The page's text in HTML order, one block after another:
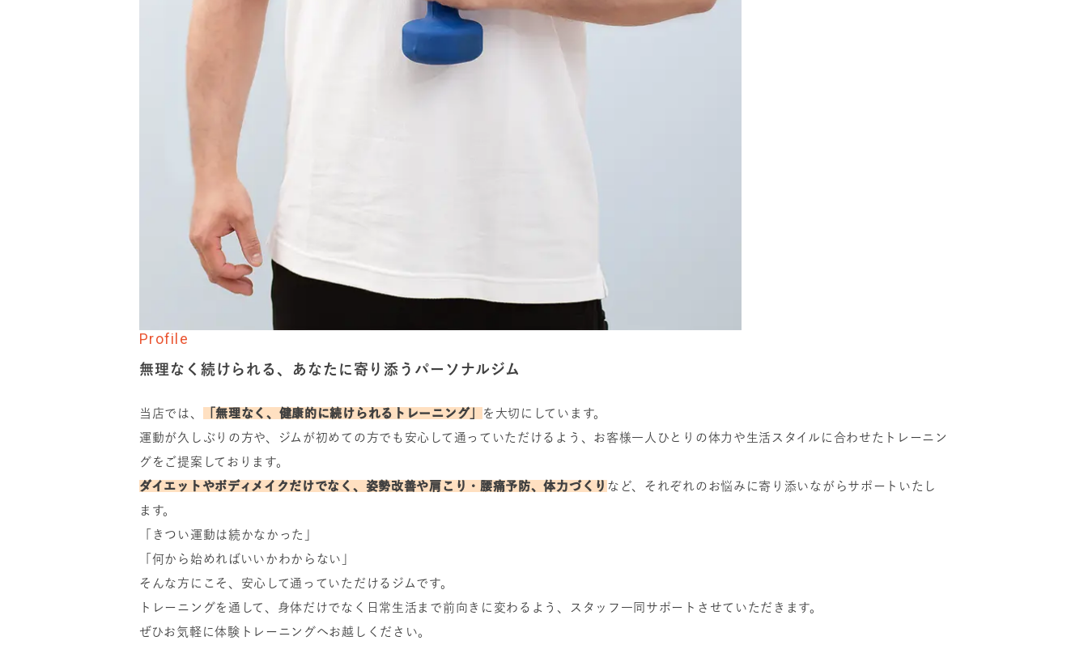
Profile
無理なく続けられる、あなたに寄り添うパーソナルジム
当店では、 「無理なく、健康的に続けられるトレーニング」
を大切にしています。
運動が久しぶりの方や、ジムが初めての方でも安心して通っていただけるよう、お客様一人ひとりの体力や生活スタイルに合わせたトレーニン
グをご提案しております。
ダイエットやボディメイクだけでなく、姿勢改善や肩こり・腰痛予防、体力づくり など、それぞれのお悩みに寄り添いながらサポートいたし
ます。
「きつい運動は続かなかった」
「何から始めればいいかわからない」
そんな方にこそ、安心して通っていただけるジムです。
トレーニングを通して、身体だけでなく日常生活まで前向きに変わるよう、スタッフ一同サポートさせていただきます。
ぜひお気軽に体験トレーニングへお越しください。